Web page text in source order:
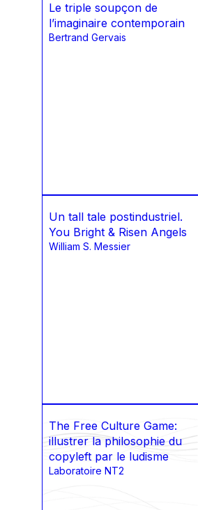
Le triple soupçon de
l’imaginaire contemporain
Bertrand Gervais
Un tall tale postindustriel.
You Bright & Risen Angels
William S. Messier
The Free Culture Game:
illustrer la philosophie du
copyleft par le ludisme
Laboratoire NT2